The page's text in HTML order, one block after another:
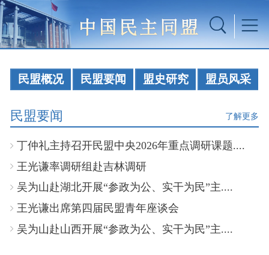
民盟概况 民盟要闻 盟史研究 盟员风采
民盟要闻 了解更多
丁仲礼主持召开民盟中央2026年重点调研课题....
王光谦率调研组赴吉林调研
吴为山赴湖北开展“参政为公、实干为民”主....
王光谦出席第四届民盟青年座谈会
吴为山赴山西开展“参政为公、实干为民”主....